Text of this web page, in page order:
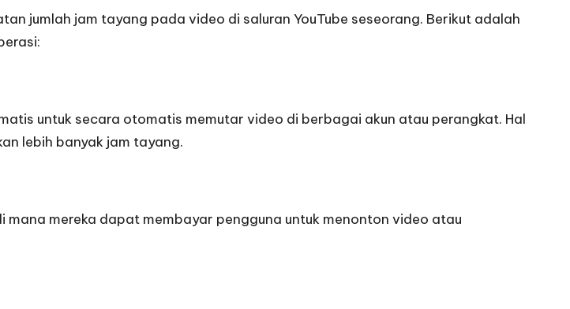
jumlah jam tayang pada video di saluran YouTube seseorang. Berikut adalah
untuk secara otomatis memutar video di berbagai akun atau perangkat. Hal
lebih banyak jam tayang.
mereka dapat membayar pengguna untuk menonton video atau